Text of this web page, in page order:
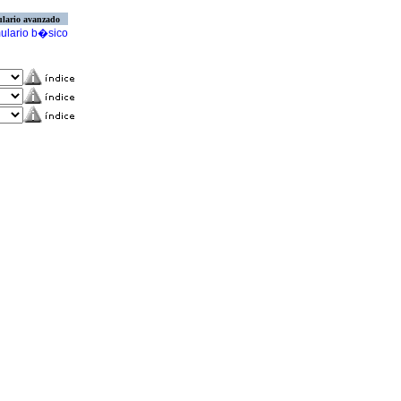
avanzado
b�sico